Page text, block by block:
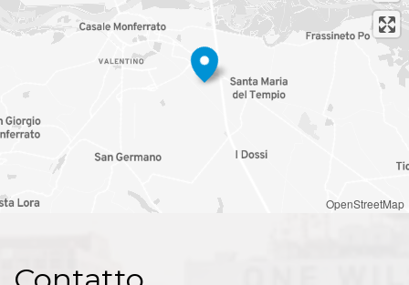
OpenStreetMap